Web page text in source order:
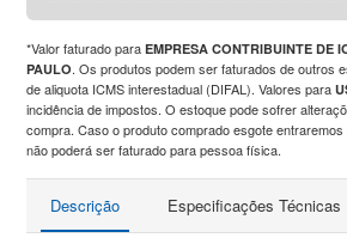
*Valor faturado paraEMPRESA CONTRIBUINTE DE
PAULO. Os produtos podem ser faturados de outros
de aliquota ICMS interestadual (DIFAL). Valores para
incidência de impostos. O estoque pode sofrer
compra. Caso o produto comprado esgote
não poderá ser faturado para pessoa física.
Descrição Especificações Técnicas